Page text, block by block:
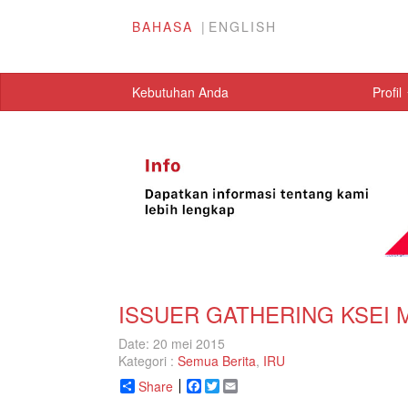
BAHASA ENGLISH
Kebutuhan Anda Profil
ISSUER GATHERING KSEI
Date: 20 mei 2015
Kategori : Semua Berita, IRU
Share
Facebook
Twitter